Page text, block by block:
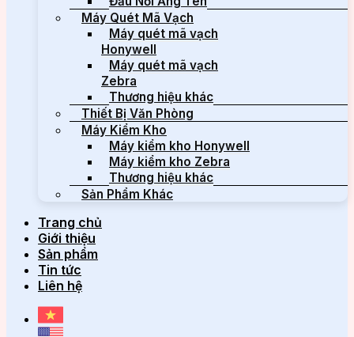
Máy Quét Mã Vạch
Máy quét mã vạch
Honywell
Máy quét mã vạch
Zebra
Thương hiệu khác
Thiết Bị Văn Phòng
Máy Kiểm Kho
Máy kiểm kho Honywell
Máy kiểm kho Zebra
Thương hiệu khác
Sản Phẩm Khác
Trang chủ
Giới thiệu
Sản phẩm
Tin tức
Liên hệ